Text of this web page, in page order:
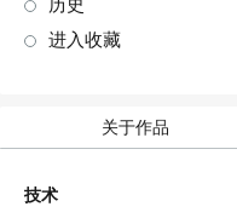
关于作品
技术
历史
进入收藏